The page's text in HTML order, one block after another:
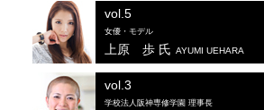
vol.5
女優・モデル
上原 歩 氏 AYUMI UEHARA
vol.3
学校法人阪神専修学園 理事長